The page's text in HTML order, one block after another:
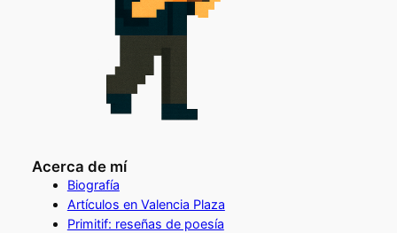
Acerca de mí
Biografía
Artículos en Valencia Plaza
Primitif: reseñas de poesía